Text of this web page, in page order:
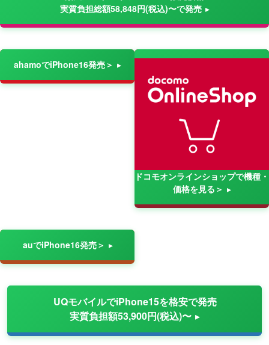
実質負担総額58,848円(税込)〜で発売
ahamoでiPhone16発売＞
ドコモオンラインショップで機種・
価格を見る＞
auでiPhone16発売＞
UQモバイルでiPhone15を格安で発売
実質負担額53,900円(税込)〜